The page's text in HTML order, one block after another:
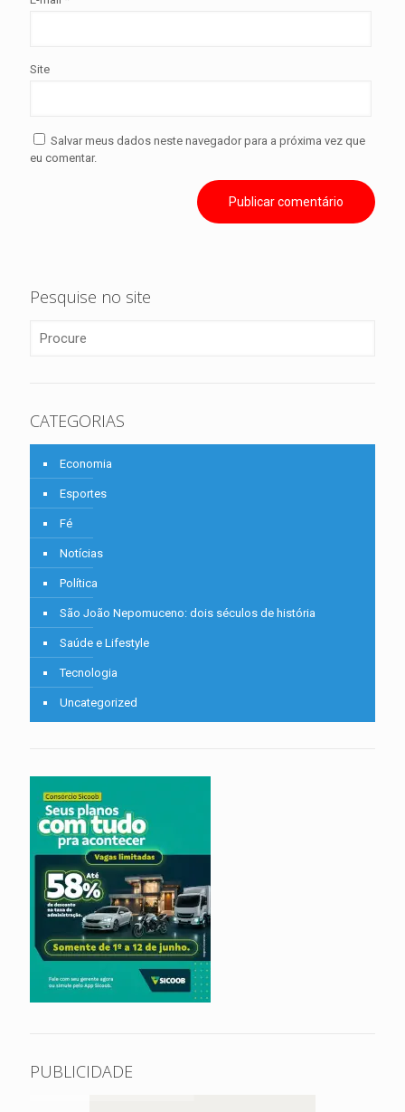
Site
Salvar meus dados neste navegador para a próxima vez que
eu comentar.
Pesquise no site
CATEGORIAS
Economia
Esportes
Fé
Notícias
Política
São João Nepomuceno: dois séculos de história
Saúde e Lifestyle
Tecnologia
Uncategorized
PUBLICIDADE